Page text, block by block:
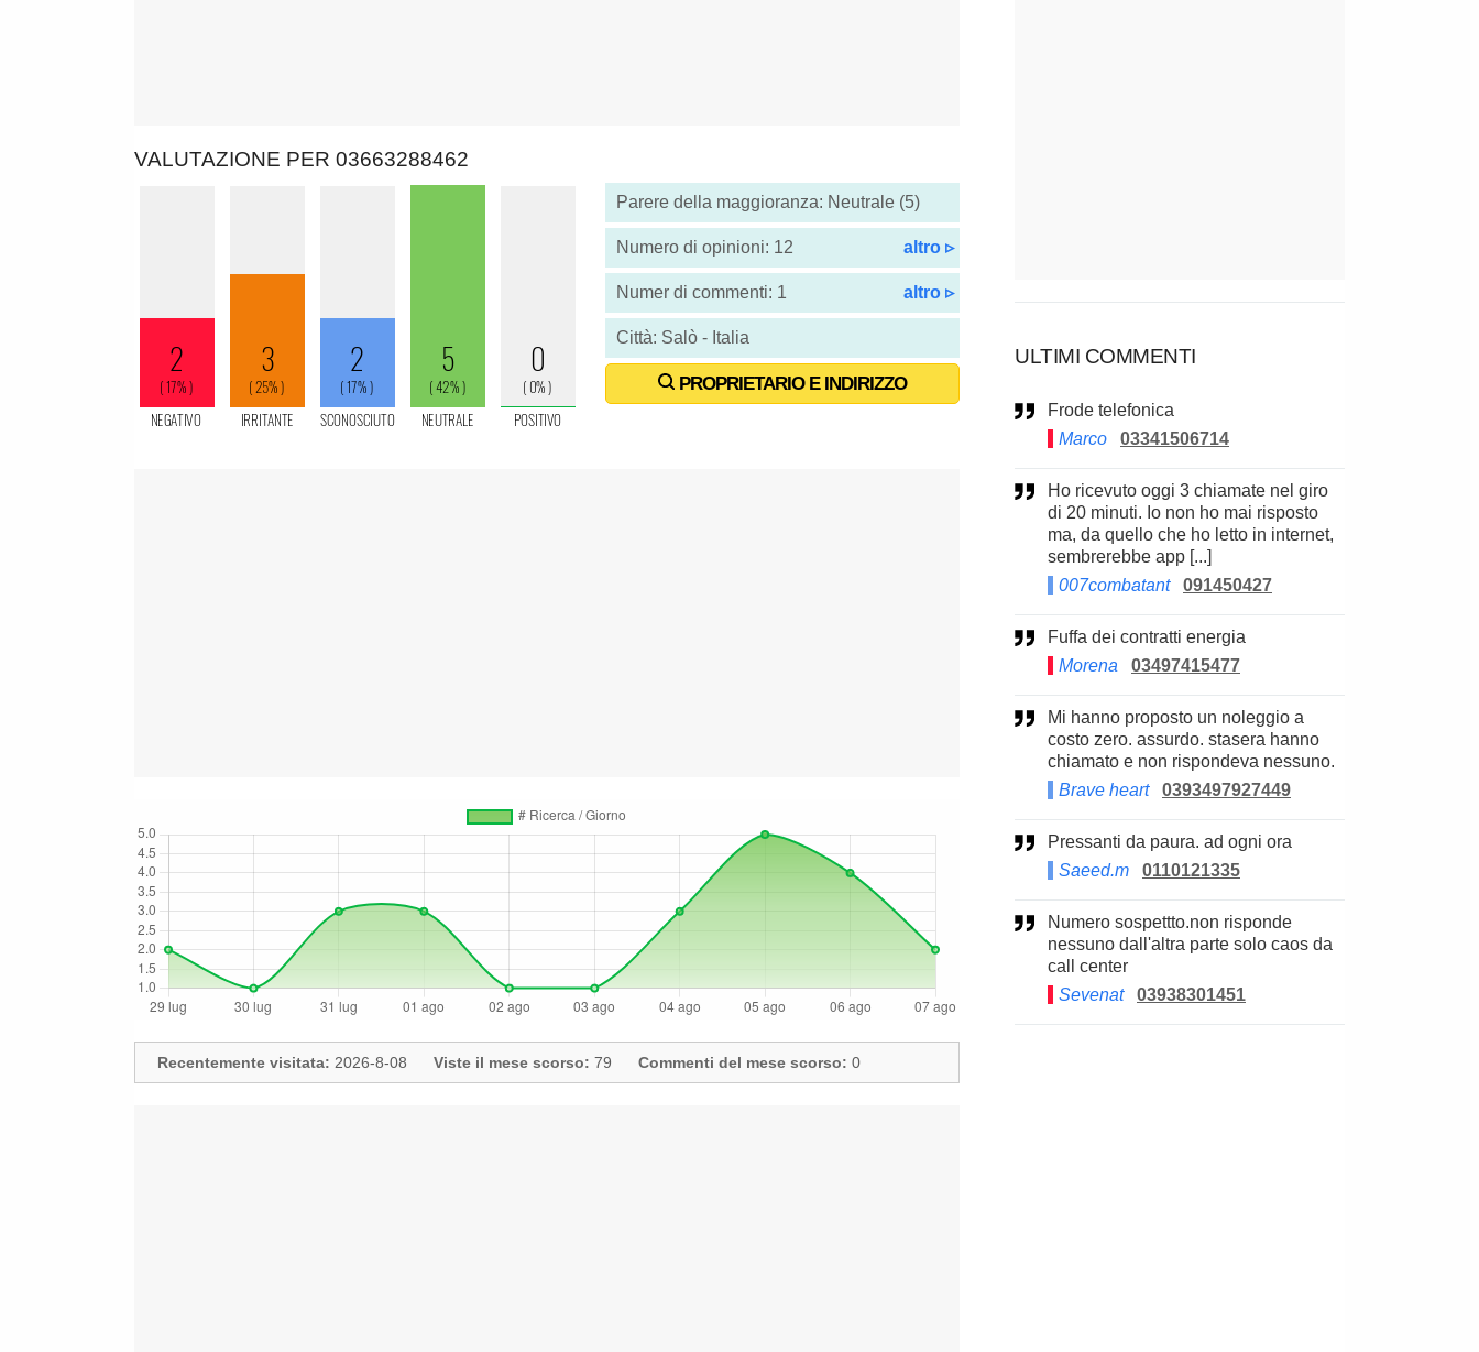
VALUTAZIONE PER 03663288462
Parere della maggioranza: Neutrale (5)
Numero di opinioni: 12 altro ▹
Numer di commenti: 1 altro ▹
Città: Salò - Italia
PROPRIETARIO E INDIRIZZO
Recentemente visitata: 2026-8-08 Viste il mese scorso: 79 Commenti del mese scorso: 0
ULTIMI COMMENTI
Frode telefonica
Marco
03341506714
Ho ricevuto oggi 3 chiamate nel giro
di 20 minuti. Io non ho mai risposto
ma, da quello che ho letto in internet,
sembrerebbe app [...]
007combatant
091450427
Fuffa dei contratti energia
Morena
03497415477
Mi hanno proposto un noleggio a
costo zero. assurdo. stasera hanno
chiamato e non rispondeva nessuno.
Brave heart
0393497927449
Pressanti da paura. ad ogni ora
Saeed.m
0110121335
Numero sospettto.non risponde
nessuno dall'altra parte solo caos da
call center
Sevenat
03938301451